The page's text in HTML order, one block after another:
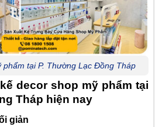
phẩm tại P. Thường Lạc Đồng Tháp
decor shop mỹ phẩm tại
Tháp hiện nay
giản